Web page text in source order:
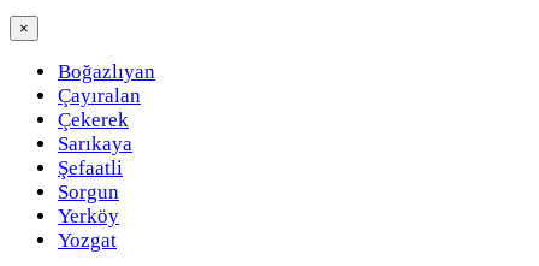
×
Boğazlıyan
Çayıralan
Çekerek
Sarıkaya
Şefaatli
Sorgun
Yerköy
Yozgat